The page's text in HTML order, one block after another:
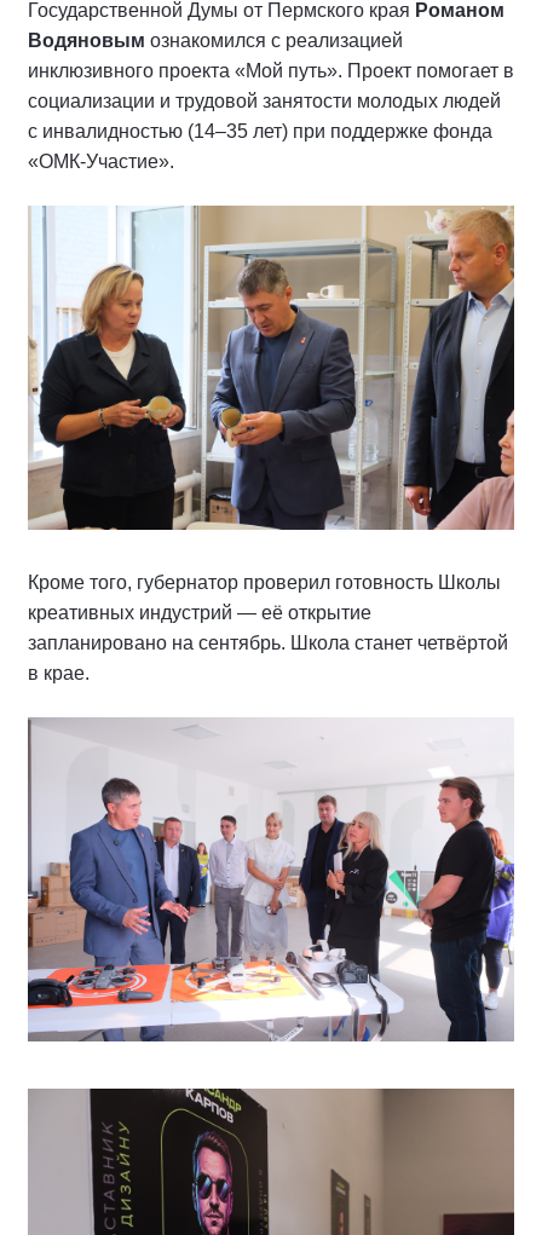
Государственной Думы от Пермского края Романом
Водяновым ознакомился с реализацией
инклюзивного проекта «Мой путь». Проект помогает в
социализации и трудовой занятости молодых людей
с инвалидностью (14–35 лет) при поддержке фонда
«ОМК-Участие».
Кроме того, губернатор проверил готовность Школы
креативных индустрий — её открытие
запланировано на сентябрь. Школа станет четвёртой
в крае.